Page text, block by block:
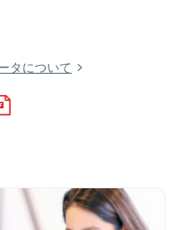
タについて